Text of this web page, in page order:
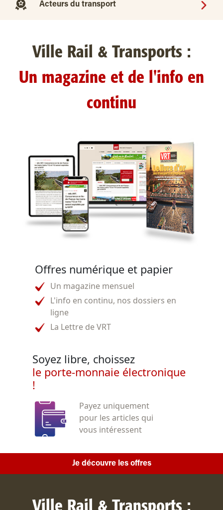
Acteurs du transport
Ville Rail & Transports :
Un magazine et de l'info en
continu
Offres numérique et papier
Un magazine mensuel
L'info en continu, nos dossiers en
ligne
La Lettre de VRT
Soyez libre, choissez
le porte-monnaie électronique
!
Payez uniquement
pour les articles qui
vous intéressent
Je découvre les offres
Ville Rail & Transports :